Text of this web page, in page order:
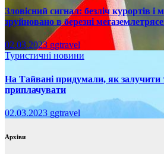
Зловісний сигнал: безліч курортів і
зруйновано в березні
02.03.2023 ggtravel
Туристичні новини
На Тайвані придумали, як залучити
приплачувати
02.03.2023 ggtravel
Архіви